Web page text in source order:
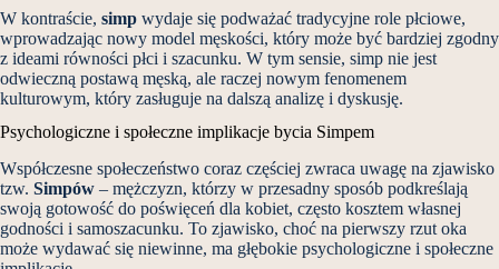
W kontraście, simp wydaje się podważać tradycyjne role płciowe,
wprowadzając nowy model męskości, który może być bardziej zgodny
z ideami równości płci i szacunku. W tym sensie, simp nie jest
odwieczną postawą męską, ale raczej nowym fenomenem
kulturowym, który zasługuje na dalszą analizę i dyskusję.
Psychologiczne i społeczne implikacje bycia Simpem
Współczesne społeczeństwo coraz częściej zwraca uwagę na zjawisko
tzw. Simpów – mężczyzn, którzy w przesadny sposób podkreślają
swoją gotowość do poświęceń dla kobiet, często kosztem własnej
godności i samoszacunku. To zjawisko, choć na pierwszy rzut oka
może wydawać się niewinne, ma głębokie psychologiczne i społeczne